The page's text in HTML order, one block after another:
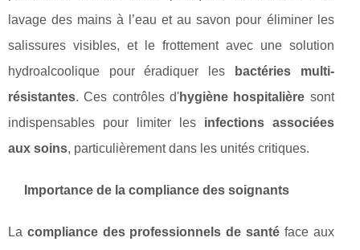
lavage des mains à l’eau et au savon pour éliminer les
salissures visibles, et le frottement avec une solution
hydroalcoolique pour éradiquer les
bactéries multi-
résistantes. Ces contrôles d'hygiène hospitalière sont
indispensables pour limiter les infections associées
aux soins, particulièrement dans les unités critiques.
Importance de la compliance des soignants
La compliance des professionnels de santé face aux